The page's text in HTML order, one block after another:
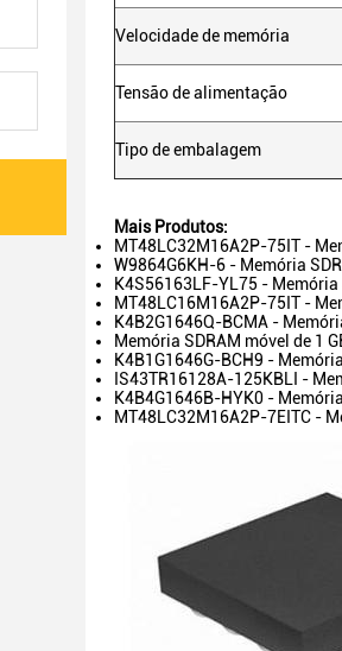
Velocidade de memória
Tensão de alimentação
Tipo de embalagem
Mais Produtos:
MT48LC32M16A2P-75IT -
W9864G6KH-6 - Memória
K4S56163LF-YL75 - Memória
MT48LC16M16A2P-75IT -
K4B2G1646Q-BCMA -
Memória SDRAM móvel de 1
K4B1G1646G-BCH9 -
IS43TR16128A-125KBLI -
K4B4G1646B-HYK0 -
MT48LC32M16A2P-7EITC -